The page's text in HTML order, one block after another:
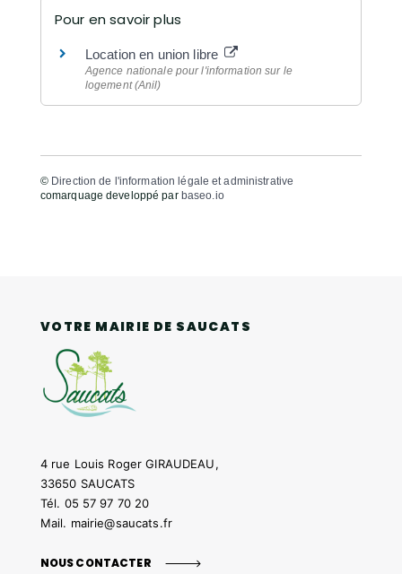
Pour en savoir plus
Location en union libre
Agence nationale pour l'information sur le
logement (Anil)
© Direction de l'information légale et administrative
comarquage developpé par baseo.io
VOTRE MAIRIE DE SAUCATS
4 rue Louis Roger GIRAUDEAU,
33650 SAUCATS
Tél. 05 57 97 70 20
Mail. mairie@saucats.fr
NOUS CONTACTER